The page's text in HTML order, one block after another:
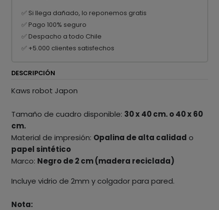
✅ Si llega dañado, lo reponemos gratis
✅ Pago 100% seguro
✅ Despacho a todo Chile
✅ +5.000 clientes satisfechos
DESCRIPCIÓN
Kaws robot Japon
Tamaño de cuadro disponible: 30 x 40 cm. o 40 x 60
cm.
Material de impresión: Opalina de alta calidad o
papel sintético
Marco: Negro de 2 cm (madera reciclada)
Incluye vidrio de 2mm y colgador para pared.
Nota: